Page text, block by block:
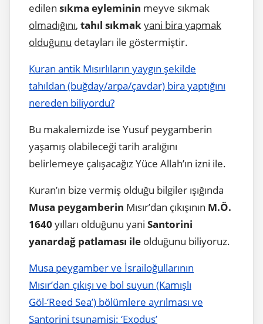
edilen sıkma eyleminin meyve sıkmak
olmadığını, tahıl sıkmakyani bira yapmak
olduğunu detayları ile göstermiştir.
Kuran antik Mısırlıların yaygın şekilde
tahıldan (buğday/arpa/çavdar) bira yaptığını
nereden biliyordu?
Bu makalemizde ise Yusuf peygamberin
yaşamış olabileceği tarih aralığını
belirlemeye çalışacağız Yüce Allah’ın izni ile.
Kuran’ın bize vermiş olduğu bilgiler ışığında
Musa peygamberin Mısır’dan çıkışının M.Ö.
1640 yılları olduğunu yani Santorini
yanardağ patlaması ile olduğunu biliyoruz.
Musa peygamber ve İsrailoğullarının
Mısır’dan çıkışı ve bol suyun (Kamışlı
Göl-‘Reed Sea’) bölümlere ayrılması ve
Santorini tsunamisi: ‘Exodus’